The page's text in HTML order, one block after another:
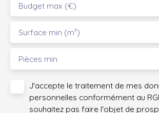
Budget max (€)
Surface min (m²)
Pièces min
J'accepte le traitement de mes
personnelles conformément au
souhaitez pas faire l'objet de